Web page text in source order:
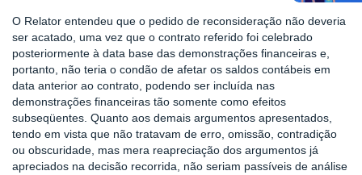
O Relator entendeu que o pedido de reconsideração não deveria
ser acatado, uma vez que o contrato referido foi celebrado
posteriormente à data base das demonstrações financeiras e,
portanto, não teria o condão de afetar os saldos contábeis em
data anterior ao contrato, podendo ser incluída nas
demonstrações financeiras tão somente como efeitos
subseqüentes. Quanto aos demais argumentos apresentados,
tendo em vista que não tratavam de erro, omissão, contradição
ou obscuridade, mas mera reapreciação dos argumentos já
apreciados na decisão recorrida, não seriam passíveis de análise